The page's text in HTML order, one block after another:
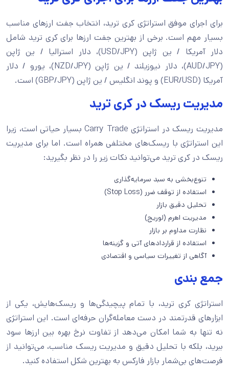
برای اجرای موفق استراتژی کری ترید، انتخاب جفت ارزهای مناسب
بسیار مهم است. برخی از بهترین جفت ارزها برای کری ترید شامل
دلار آمریکا / ین ژاپن (USD/JPY)، دلار استرالیا / ین ژاپن
(AUD/JPY)، دلار نیوزیلند / ین ژاپن (NZD/JPY)، یورو / دلار
آمریکا (EUR/USD) و پوند انگلیس / ین ژاپن (GBP/JPY) است.
مدیریت ریسک در کری ترید
مدیریت ریسک در استراتژی Carry Trade بسیار حیاتی است، زیرا
این استراتژی با ریسک‌های مختلفی همراه است. اما برای مدیریت
ریسک در کری ترید می‌توانید نکات زیر را در نظر بگیرید:
تنوع‌بخشی به سبد سرمایه‌گذاری
استفاده از توقف ضرر (Stop Loss)
تحلیل دقیق بازار
مدیریت اهرم (لوریج)
نظارت مداوم بر بازار
استفاده از قراردادهای آتی و گزینه‌ها
آگاهی از تغییرات سیاسی و اقتصادی
جمع بندی
استراتژی کری ترید، با تمام پیچیدگی‌ها و ریسک‌هایش، یکی از
ابزارهای قدرتمند در دست معامله‌گران حرفه‌ای است. این استراتژی
نه تنها به شما امکان می‌دهد از تفاوت نرخ بهره بین ارزها سود
ببرید، بلکه با تحلیل دقیق و مدیریت ریسک مناسب، می‌توانید از
فرصت‌های بی‌شمار بازار فارکس به بهترین شکل استفاده کنید.